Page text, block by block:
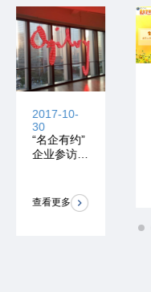
2017-10-
30
“名企有约”
企业参访之
奥美参访活
动圆满举办
查看更多